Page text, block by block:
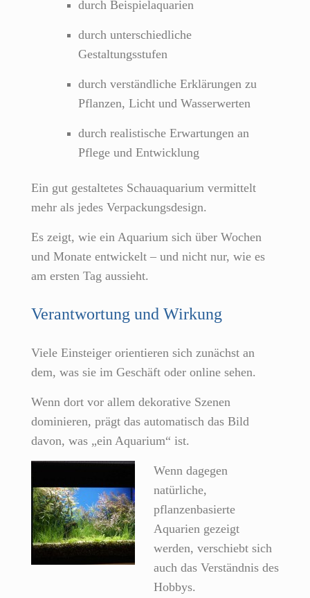
durch Beispielaquarien
durch unterschiedliche
Gestaltungsstufen
durch verständliche Erklärungen zu
Pflanzen, Licht und Wasserwerten
durch realistische Erwartungen an
Pflege und Entwicklung
Ein gut gestaltetes Schauaquarium vermittelt
mehr als jedes Verpackungsdesign.
Es zeigt, wie ein Aquarium sich über Wochen
und Monate entwickelt – und nicht nur, wie es
am ersten Tag aussieht.
Verantwortung und Wirkung
Viele Einsteiger orientieren sich zunächst an
dem, was sie im Geschäft oder online sehen.
Wenn dort vor allem dekorative Szenen
dominieren, prägt das automatisch das Bild
davon, was „ein Aquarium“ ist.
Wenn dagegen
natürliche,
pflanzenbasierte
Aquarien gezeigt
werden, verschiebt sich
auch das Verständnis des
Hobbys.